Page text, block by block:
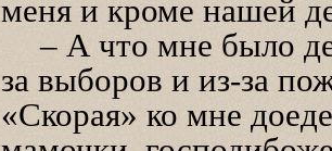
меня и кроме нашей
– А что мне было
за выборов и из-за
«Скорая» ко мне